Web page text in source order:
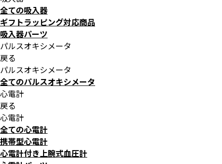
全ての吸入器
ギフトラッピング対応商品
吸入器パーツ
パルスオキシメータ
戻る
パルスオキシメータ
全てのパルスオキシメータ
心電計
戻る
心電計
全ての心電計
携帯型心電計
心電計付き上腕式血圧計